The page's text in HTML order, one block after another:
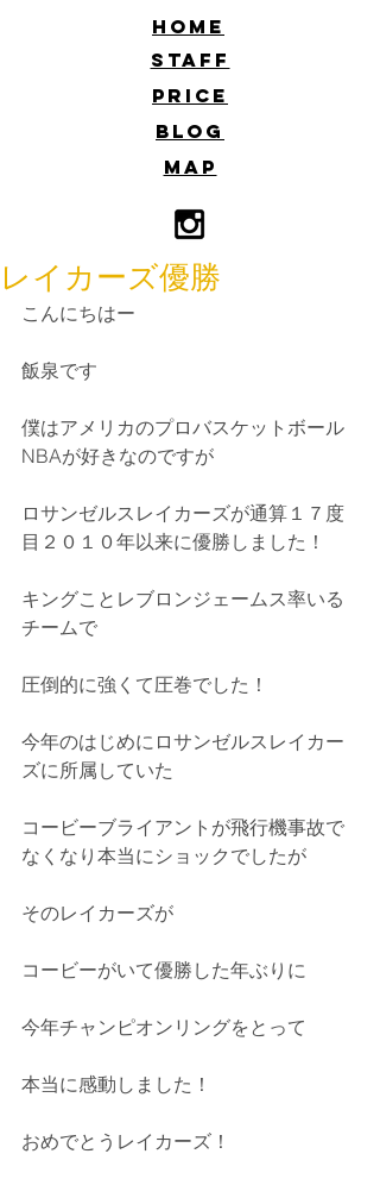
​HOME
​STAFF
​PRICE
​BLOG
​MAP
レイカーズ優勝
こんにちはー
飯泉です
僕はアメリカのプロバスケットボール
NBAが好きなのですが
ロサンゼルスレイカーズが通算１７度
目２０１０年以来に優勝しました！
キングことレブロンジェームス率いる
チームで
圧倒的に強くて圧巻でした！
今年のはじめにロサンゼルスレイカー
ズに所属していた
コービーブライアントが飛行機事故で
なくなり本当にショックでしたが
そのレイカーズが
コービーがいて優勝した年ぶりに
今年チャンピオンリングをとって
本当に感動しました！
おめでとうレイカーズ！